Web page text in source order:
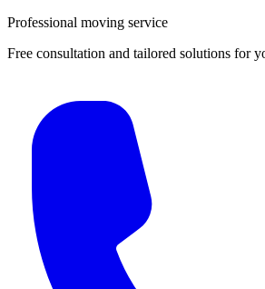
Professional moving service
Free consultation and tailored solutions for